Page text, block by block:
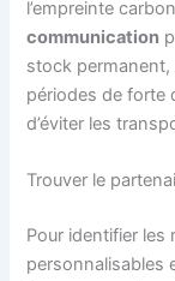
l’empreinte
communication
stock permanent,
périodes de forte
d’éviter les
Trouver le
Pour identifier les
personnalisables